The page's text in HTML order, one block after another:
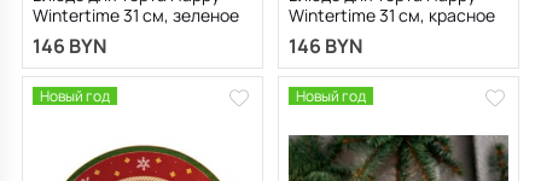
Wintertime 31 см, зеленое
146 BYN
Wintertime 31 см, красное
146 BYN
Новый год Новый год